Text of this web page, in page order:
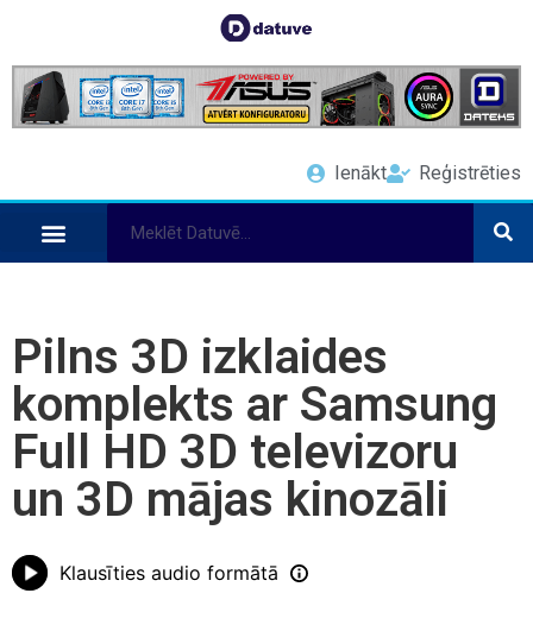
Ienākt Reģistrēties
Pilns 3D izklaides
komplekts ar Samsung
Full HD 3D televizoru
un 3D mājas kinozāli
Klausīties audio formātā